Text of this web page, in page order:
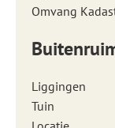
Omvang
Liggingen
Tuin